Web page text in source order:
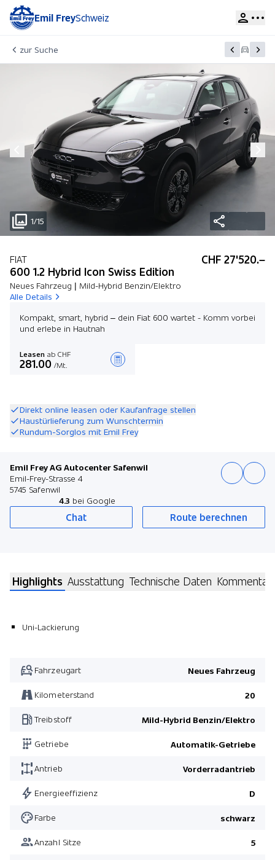
Emil FreySchweiz
zur Suche
1/15
FIAT
600 1.2 Hybrid Icon Swiss Edition
Neues Fahrzeug | Mild-Hybrid Benzin/Elektro
Alle Details
CHF 27'520.–
Kompakt, smart, hybrid – dein Fiat 600 wartet - Komm vorbei
und erlebe in Hautnah
Leasen ab CHF
281.00 /Mt.
Direkt online leasen oder Kaufanfrage stellen
Haustürlieferung zum Wunschtermin
Rundum-Sorglos mit Emil Frey
Emil Frey AG Autocenter Safenwil
Emil-Frey-Strasse 4
5745 Safenwil
4.3 bei Google
Chat Route berechnen
Highlights Ausstattung Technische Daten Kommentar
Uni-Lackierung
Fahrzeugart Neues Fahrzeug
Kilometerstand 20
Treibstoff Mild-Hybrid Benzin/Elektro
Getriebe Automatik-Getriebe
Antrieb Vorderradantrieb
Energieeffizienz D
Farbe schwarz
Anzahl Sitze 5